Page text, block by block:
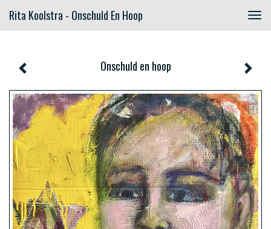
Rita Koolstra - Onschuld En Hoop
Onschuld en hoop